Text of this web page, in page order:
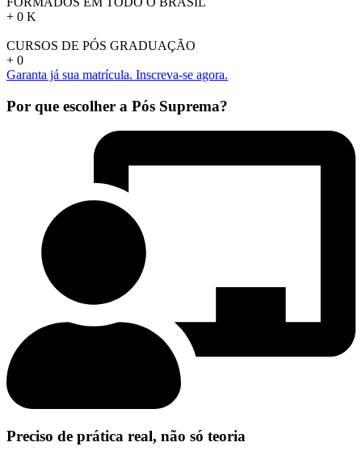
+ 0 K
CURSOS DE PÓS GRADUAÇÃO
+ 0
Garanta já sua matrícula. Inscreva-se agora.
Por que escolher a Pós Suprema?
Preciso de prática real, não só teoria